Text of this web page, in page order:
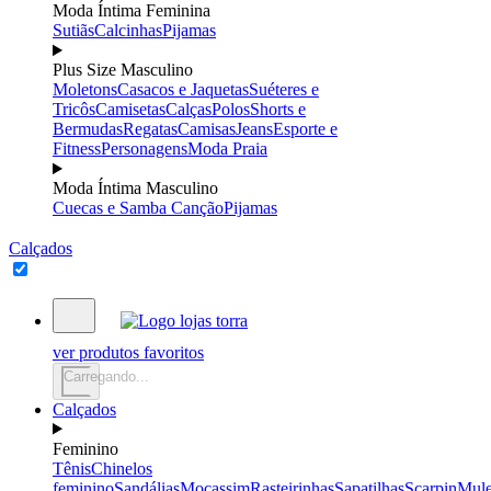
Moda Íntima Feminina
SutiãsCalcinhasPijamas
Plus Size Masculino
MoletonsCasacos e JaquetasSuéteres e
TricôsCamisetasCalçasPolosShorts e
BermudasRegatasCamisasJeansEsporte e
FitnessPersonagensModa Praia
Moda Íntima Masculino
Cuecas e Samba CançãoPijamas
Calçados
ver produtos favoritos
Carregando...
Calçados
Feminino
TênisChinelos